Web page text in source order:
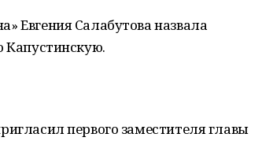
Евгения Салабутова назвала
Капустинскую.
первого заместителя главы